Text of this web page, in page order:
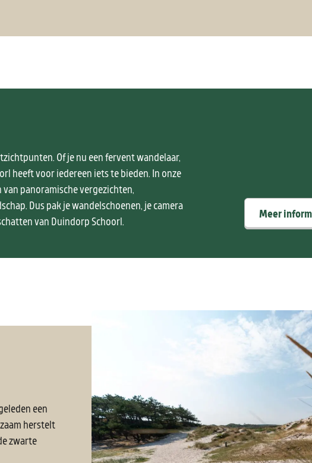
Of je nu een fervent wandelaar,
heeft voor iedereen iets te bieden. In onze
panoramische vergezichten,
Dus pak je wandelschoenen, je camera
van Duindorp Schoorl.
Meer
een
herstelt
zwarte